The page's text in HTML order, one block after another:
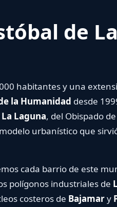
de La
habitantes y una
la Humanidaddesde
Laguna, del Obispado de
urbanístico que
cada barrio de este
polígonos industriales de
costeros deBajamary